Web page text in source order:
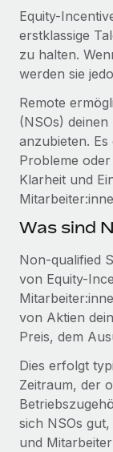
Frag unsere
Hilfe von
Background-
Einfacheres
Compliance
Lückenlose
Globale
Gründung
Schnelle,
Mobilität
Mühelose
Benefits
Mühelose
Remote
Beratung
FALLSTUDIEN
So hat der
Remote um
Weaviate auf
Open-Source-
Mehr
Reverse
Reverse Tech
Wellness-
Mehr
Insights
Alle
BLOG
Globale
EOR und PEO
Contractor
Steuern
Den Blog
BLOG
Neues zu
Gusto und
Equity-
erstklassige
zu halten.
werden sie
Remote
(NSOs)
anzubieten.
Probleme
Klarheit und
Was sind
Non-qualified
von Equity-
von Aktien
Preis, dem
Dies erfolgt
Zeitraum, der
sich NSOs
und